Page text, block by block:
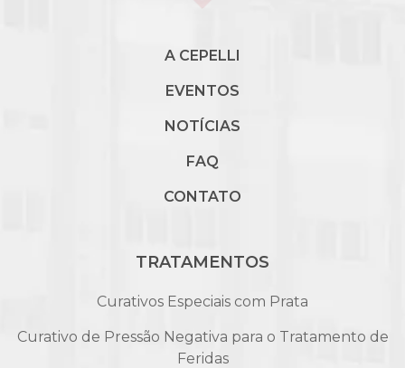
A CEPELLI
EVENTOS
NOTÍCIAS
FAQ
CONTATO
TRATAMENTOS
Curativos Especiais com Prata
Curativo de Pressão Negativa para o Tratamento de
Feridas